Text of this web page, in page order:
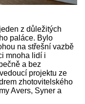
z důležitých
paláce. Bylo
na střešní vazbě
mnoha lidí i
a bez
projektu ze
zhotovitelského
Avers, Syner a